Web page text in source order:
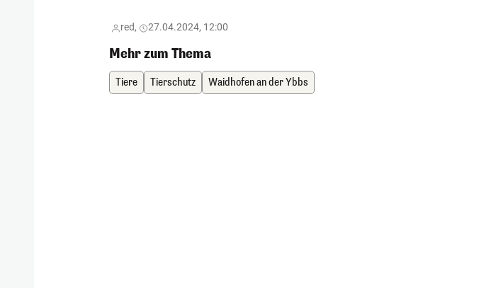
red, 27.04.2024, 12:00
Mehr zum Thema
Tiere Tierschutz Waidhofen an der Ybbs